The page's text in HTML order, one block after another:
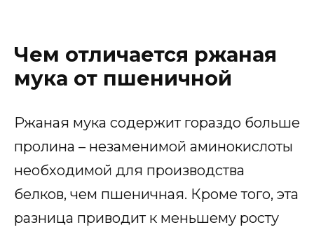
Чем отличается ржаная
мука от пшеничной
Ржаная мука содержит гораздо больше
пролина – незаменимой аминокислоты
необходимой для производства
белков, чем пшеничная. Кроме того, эта
разница приводит к меньшему росту